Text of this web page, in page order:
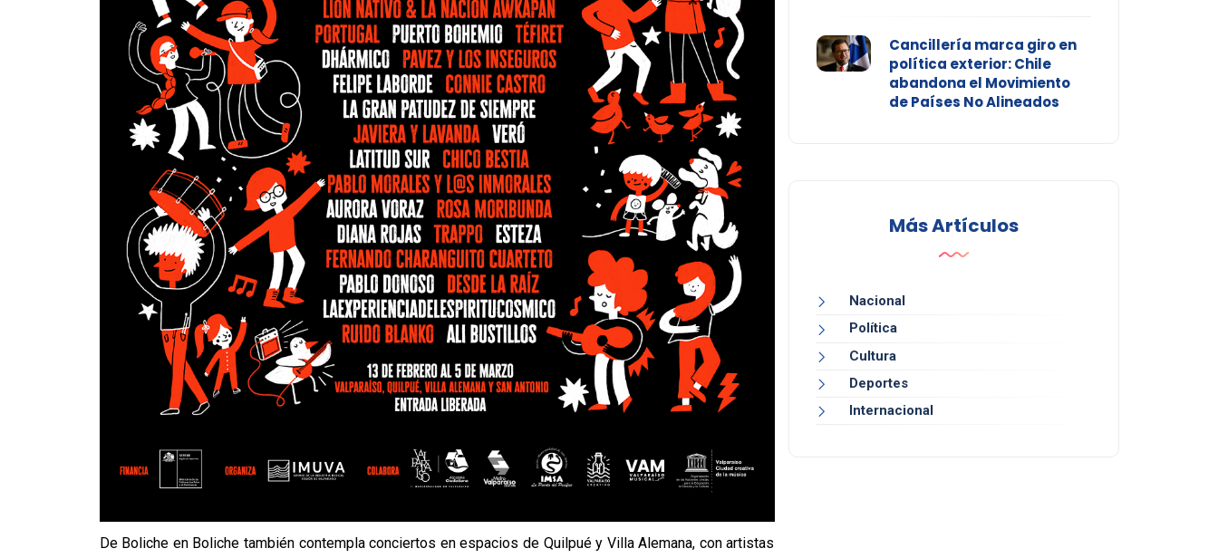
De Boliche en Boliche también contempla conciertos en espacios de Quilpué y Villa Alemana, con artistas
Cancillería marca giro en
política exterior: Chile
abandona el Movimiento
de Países No Alineados
Más Artículos
Nacional
Política
Cultura
Deportes
Internacional